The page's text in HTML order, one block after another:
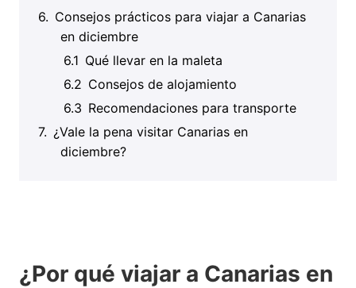
Consejos prácticos para viajar a Canarias
en diciembre
Qué llevar en la maleta
Consejos de alojamiento
Recomendaciones para transporte
¿Vale la pena visitar Canarias en
diciembre?
¿Por qué viajar a Canarias en